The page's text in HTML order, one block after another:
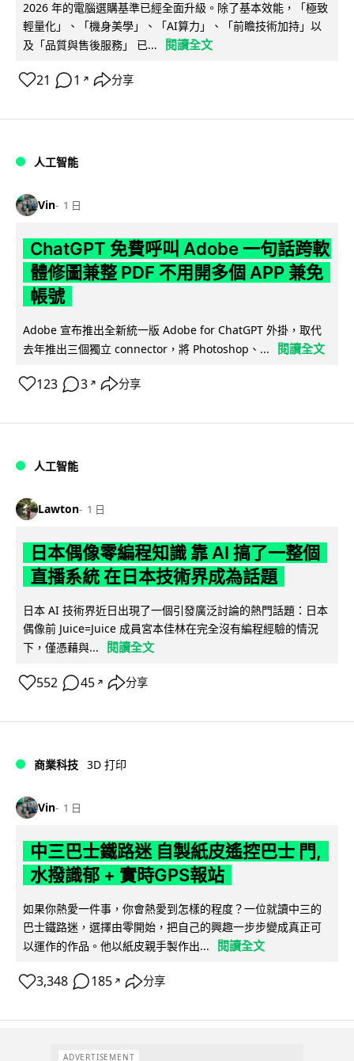
2026 年的電腦選購基準已經全面升級。除了基本效能，「極致
輕量化」、「機身美學」、「AI算力」、「前瞻技術加持」以
及「品質與售後服務」 已...
閱讀全文
21 1 ↗ 分享
人工智能
Vin 1 日
ChatGPT 免費呼叫 Adobe 一句話跨軟
體修圖兼整 PDF 不用開多個 APP 兼免
帳號
Adobe 宣布推出全新統一版 Adobe for ChatGPT 外掛，取代
去年推出三個獨立 connector，將 Photoshop、...
閱讀全文
123 3 ↗ 分享
人工智能
Lawton 1 日
日本偶像零編程知識 靠 AI 搞了一整個
直播系統 在日本技術界成為話題
日本 AI 技術界近日出現了一個引發廣泛討論的熱門話題：日本
偶像前 Juice=Juice 成員宮本佳林在完全沒有編程經驗的情況
下，僅憑藉與...
閱讀全文
552 45 ↗ 分享
商業科技 3D 打印
Vin 1 日
中三巴士鐵路迷 自製紙皮遙控巴士 門,
水撥識郁 + 實時GPS報站
如果你熱愛一件事，你會熱愛到怎樣的程度？一位就讀中三的
巴士鐵路迷，選擇由零開始，把自己的興趣一步步變成真正可
以運作的作品。他以紙皮親手製作出...
閱讀全文
3,348 185 ↗ 分享
ADVERTISEMENT